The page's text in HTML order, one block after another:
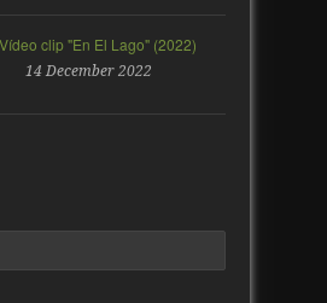
Vídeo clip "En El Lago" (2022)
14 December 2022